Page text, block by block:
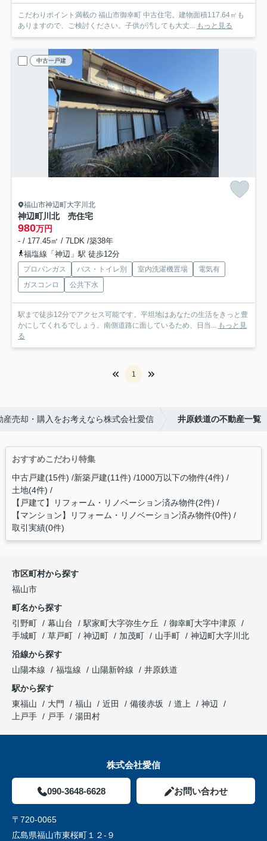
こだわりポイント満載の 福山市御幸町 中古住宅。建物面積117.64㎡も
ありますので、ご検討ください。子供が汚しても大丈... もっと見る
中古一戸建
福山市神辺町大字川北
神辺町川北 売住宅
980万円
- / 177.45㎡ / 7LDK /築38年
福塩線「神辺」駅 徒歩12分
プロパンガス バス・トイレ別 室内洗濯機置場
電気有
ガスコンロ
公共下水
駅まで徒歩12分でアクセス可能です。平坦地はあなたの生活をきっと豊
かにしてくれるでしょう。南側道路に面しているため、日当... もっと見
る
1
産売却・購入をお考えなら株式会社愛信 井原鉄道の不動産一覧
おすすめこだわり特集
中古戸建(15件) 新築戸建(11件) 1000万以下の物件(4件)
土地(4件)
【戸建て】リフォーム・リノベーション済み物件(2件)
【マンション】リフォーム・リノベーション済み物件(0件)
取引実績(0件)
市区町村から探す
福山市
町名から探す
引野町
幕山台 駅家町大字弥生ケ丘
御幸町大字中津原
手城町
草戸町 神辺町 加茂町 山手町
神辺町大字川北
沿線から探す
山陽本線
福塩線 山陽新幹線
井原鉄道
駅から探す
東福山
大門 福山 近田 備後赤坂 道上
神辺
上戸手
戸手 湯田村
株式会社愛信
090-3648-6628 お問い合わせ
〒720-0065
広島県福山市東桜町１２-９